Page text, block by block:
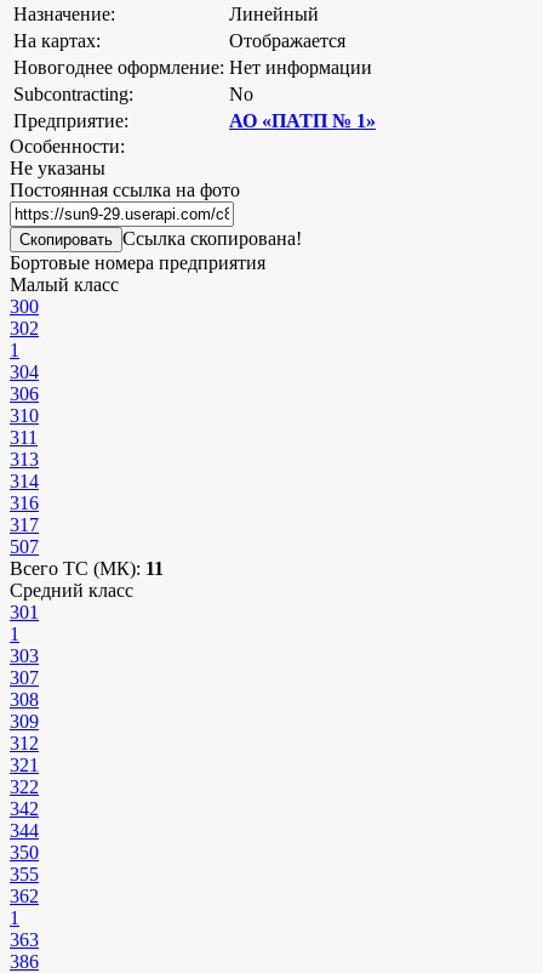
Назначение:
Линейный
На картах:
Отображается
Новогоднее оформление: Нет информации
Subcontracting:
No
Предприятие:
АО «ПАТП № 1»
Особенности:
Не указаны
Постоянная ссылка на фото
Скопировать Ссылка скопирована!
Бортовые номера предприятия
Малый класс
300
302
1
304
306
310
311
313
314
316
317
507
Всего ТС (МК): 11
Средний класс
301
1
303
307
308
309
312
321
322
342
344
350
355
362
1
363
386